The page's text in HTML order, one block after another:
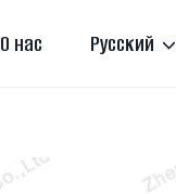
О нас Русский